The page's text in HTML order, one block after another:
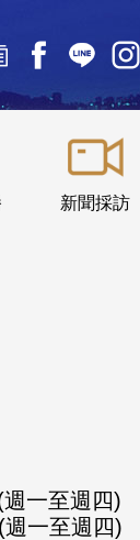
新聞採訪
一至週四)
一至週四)